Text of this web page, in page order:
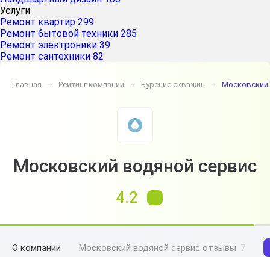
Услуги
Ремонт квартир 299
Ремонт бытовой техники 285
Ремонт электроники 39
Ремонт сантехники 82
Главная ➔ Рейтинг компаний ➔ Бурение скважин ➔ Московский
Московский водяной сервис
4.2
О компании Московский водяной сервис отзывы 7